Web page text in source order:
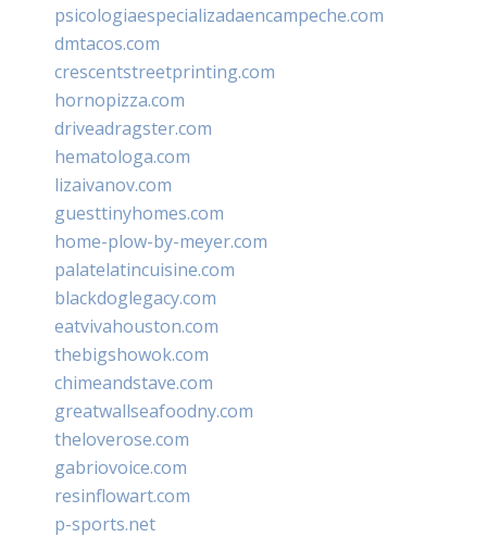
psicologiaespecializadaencampeche.com
dmtacos.com
crescentstreetprinting.com
hornopizza.com
driveadragster.com
hematologa.com
lizaivanov.com
guesttinyhomes.com
home-plow-by-meyer.com
palatelatincuisine.com
blackdoglegacy.com
eatvivahouston.com
thebigshowok.com
chimeandstave.com
greatwallseafoodny.com
theloverose.com
gabriovoice.com
resinflowart.com
p-sports.net